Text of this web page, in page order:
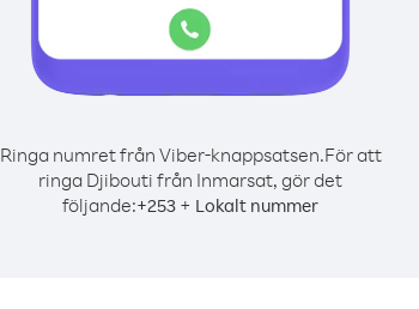
Ringa numret från Viber-knappsatsen.För att
ringa Djibouti från Inmarsat, gör det
följande:+253 + Lokalt nummer